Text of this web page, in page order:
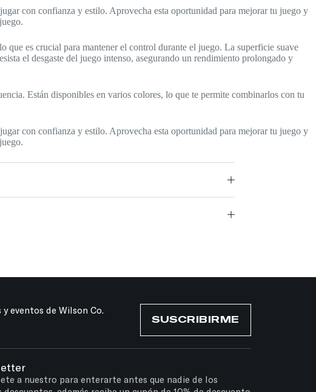
con confianza y estilo. Aprovecha esta oportunidad para mejorar tu juego y
es crucial para mantener el control durante el juego. La superficie suave
el desgaste del juego intenso, asegurando un rendimiento prolongado y
Están disponibles en varios colores, lo que te permite combinarlos con tu
con confianza y estilo. Aprovecha esta oportunidad para mejorar tu juego y
eventos de Wilson Co.
SUSCRIBIRME
a nuestro para enterarte antes que nadie de los